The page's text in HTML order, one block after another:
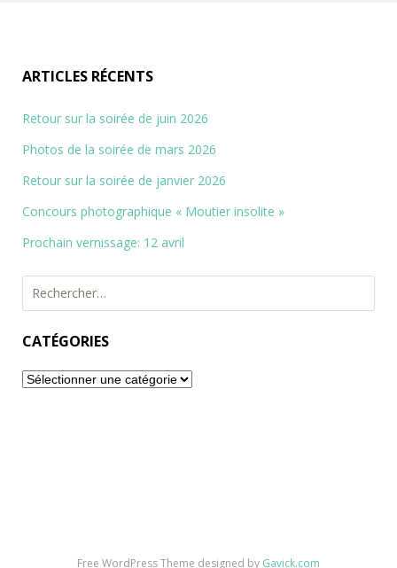
ARTICLES RÉCENTS
Retour sur la soirée de juin 2026
Photos de la soirée de mars 2026
Retour sur la soirée de janvier 2026
Concours photographique « Moutier insolite »
Prochain vernissage: 12 avril
Rechercher :
CATÉGORIES
Catégories
Free WordPress Theme designed by Gavick.com